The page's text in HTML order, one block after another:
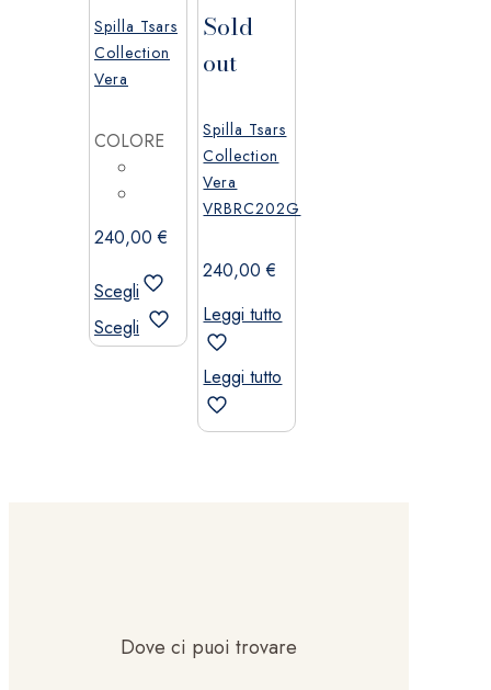
Spilla Tsars
Collection
Vera
COLORE
240,00€
Scegli
Scegli Questo
prodotto
varianti.
prodotto
Sold
out
Spilla Tsars
Collection
Vera
VRBRC202G
240,00€
Leggi tutto
Leggi tutto
Dove ci puoi trovare